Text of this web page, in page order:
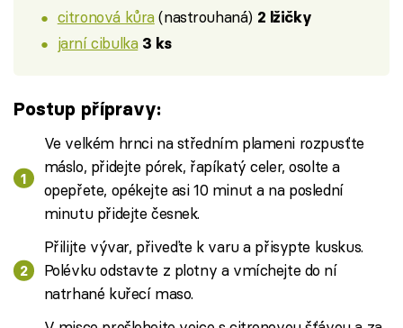
citronová kůra(nastrouhaná) 2 lžičky
jarní cibulka 3 ks
Postup přípravy:
Ve velkém hrnci na středním plameni rozpusťte
máslo, přidejte pórek, řapíkatý celer, osolte a
opepřete, opékejte asi 10 minut a na poslední
minutu přidejte česnek.
Přilijte vývar, přiveďte k varu a přisypte kuskus.
Polévku odstavte z plotny a vmíchejte do ní
natrhané kuřecí maso.